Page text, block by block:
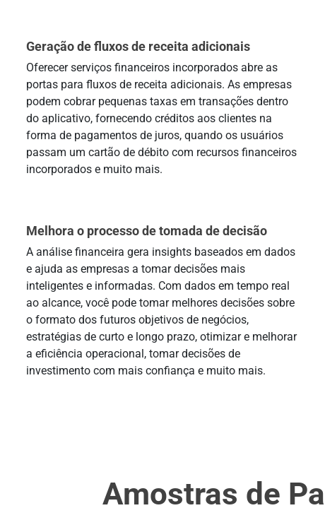
Geração de fluxos de receita adicionais
Oferecer serviços financeiros incorporados abre as
portas para fluxos de receita adicionais. As empresas
podem cobrar pequenas taxas em transações dentro
do aplicativo, fornecendo créditos aos clientes na
forma de pagamentos de juros, quando os usuários
passam um cartão de débito com recursos financeiros
incorporados e muito mais.
Melhora o processo de tomada de decisão
A análise financeira gera insights baseados em dados
e ajuda as empresas a tomar decisões mais
inteligentes e informadas. Com dados em tempo real
ao alcance, você pode tomar melhores decisões sobre
o formato dos futuros objetivos de negócios,
estratégias de curto e longo prazo, otimizar e melhorar
a eficiência operacional, tomar decisões de
investimento com mais confiança e muito mais.
Amostras de